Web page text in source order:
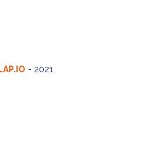
- 2021